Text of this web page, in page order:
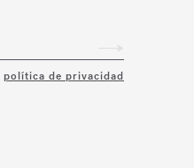
política de privacidad